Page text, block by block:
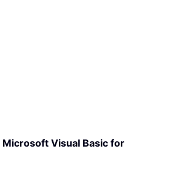
Microsoft Visual Basic for